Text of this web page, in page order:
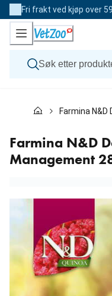
Skip
to
Content
Fri frakt ved kjøp over
Katt
Andre dyr
Merker
Nyheter
Farmina N&D
Farmina N&D
Management